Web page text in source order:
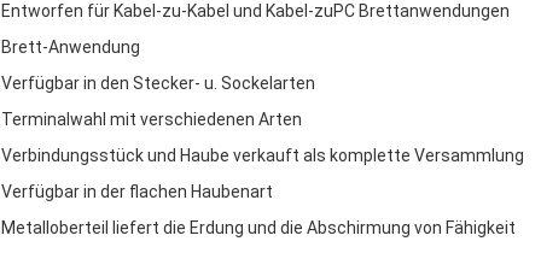
Entworfen für Kabel-zu-Kabel und Kabel-zuPC Brettanwendungen
Brett-Anwendung
Verfügbar in den Stecker- u. Sockelarten
Terminalwahl mit verschiedenen Arten
Verbindungsstück und Haube verkauft als komplette Versammlung
Verfügbar in der flachen Haubenart
Metalloberteil liefert die Erdung und die Abschirmung von Fähigkeit